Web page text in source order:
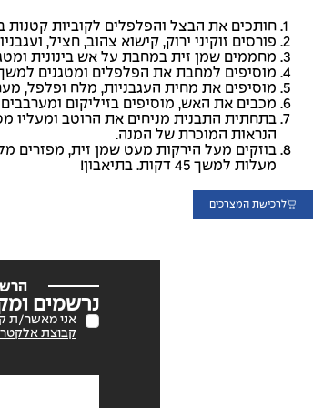
חותכים את הבצל והפלפלים לקוביות קטנות בגודל
פורסים זוקיני ירוק, קישוא צהוב, חציל, ועגבניות
מחממים שמן זית במחבת על אש בינונית ומטגנית את הבצל. כעבור
מוסיפים למחבת את הפלפלים ומטגנים למשך 3-5 דקות לספיגת
מוסיפים את מחית העגבניות, מלח ופלפל,
מכבים את האש, מוסיפים בזיליקום ומערבבים
בתחתית התבנית מניחים את הרוטב ומעליו
הנראות המוכרת של המנה.
מעלות למשך 45 דקות. בתיאבון!
לרכישת המצרכים
נרשמים
אני מאשר/ת
קבוצת